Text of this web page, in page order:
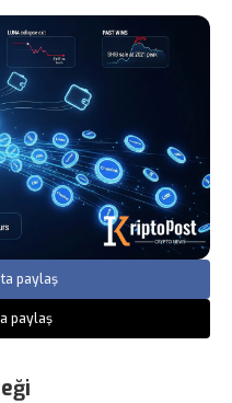
paylaş
paylaş